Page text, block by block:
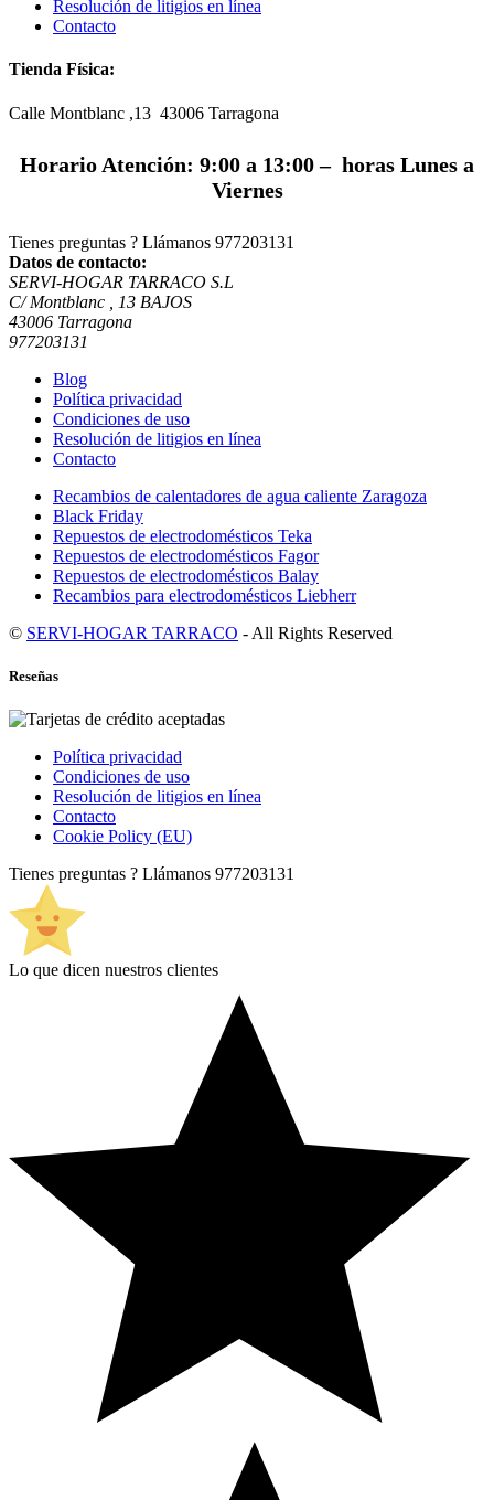
Resolución de litigios en línea
Contacto
Tienda Física:
Calle Montblanc ,13 43006 Tarragona
Horario Atención: 9:00 a 13:00 – horas Lunes a
Viernes
Tienes preguntas ? Llámanos 977203131
Datos de contacto:
SERVI-HOGAR TARRACO S.L
C/ Montblanc , 13 BAJOS
43006 Tarragona
977203131
Blog
Política privacidad
Condiciones de uso
Resolución de litigios en línea
Contacto
Recambios de calentadores de agua caliente Zaragoza
Black Friday
Repuestos de electrodomésticos Teka
Repuestos de electrodomésticos Fagor
Repuestos de electrodomésticos Balay
Recambios para electrodomésticos Liebherr
© SERVI-HOGAR TARRACO - All Rights Reserved
Reseñas
Política privacidad
Condiciones de uso
Resolución de litigios en línea
Contacto
Cookie Policy (EU)
Tienes preguntas ? Llámanos 977203131
Lo que dicen nuestros clientes